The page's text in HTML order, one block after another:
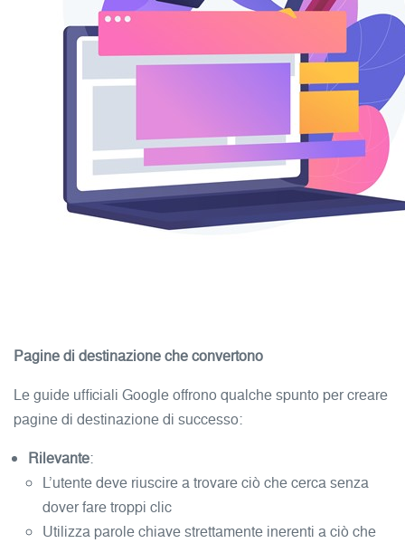
Pagine di destinazione che convertono
Le guide ufficiali Google offrono qualche spunto per creare
pagine di destinazione di successo:
Rilevante:
L’utente deve riuscire a trovare ciò che cerca senza
dover fare troppi clic
Utilizza parole chiave strettamente inerenti a ciò che